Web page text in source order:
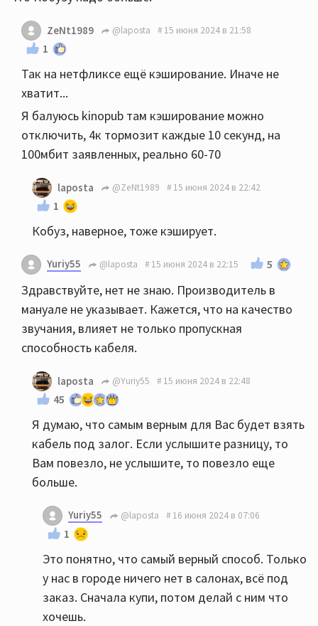
ZeNt1989 @laposta 15 июня 2024 в 21:58
1
Так на нетфликсе ещё кэширование. Иначе не
хватит...
Я балуюсь kinopub там кэширование можно
отключить, 4к тормозит каждые 10 секунд, на
100мбит заявленных, реально 60-70
laposta @ZeNt1989 15 июня 2024 в 22:42
1
Кобуз, наверное, тоже кэширует.
Yuriy55 @laposta 15 июня 2024 в 22:15 5
Здравствуйте, нет не знаю. Производитель в
мануале не указывает. Кажется, что на качество
звучания, влияет не только пропускная
способность кабеля.
laposta @Yuriy55 15 июня 2024 в 22:48
45
Я думаю, что самым верным для Вас будет взять
кабель под залог. Если услышите разницу, то
Вам повезло, не услышите, то повезло еще
больше.
Yuriy55 @laposta 16 июня 2024 в 07:06
1
Это понятно, что самый верный способ. Только
у нас в городе ничего нет в салонах, всё под
заказ. Сначала купи, потом делай с ним что
хочешь.